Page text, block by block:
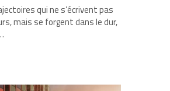
qui ne s’écrivent pas
mais se forgent dans le dur,